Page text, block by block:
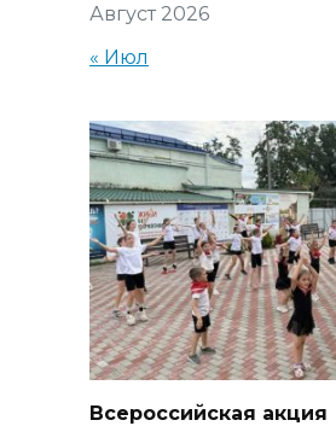
Август 2026
« Июл
Всероссийская акция